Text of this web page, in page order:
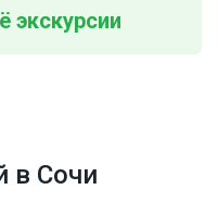
экскурсии
в Сочи